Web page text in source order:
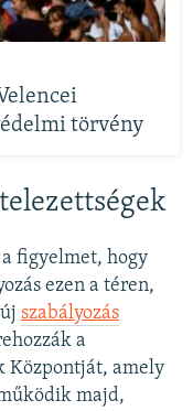
törvény
figyelmet, hogy
ezen a téren,
szabályozás
a
Központját, amely
majd,